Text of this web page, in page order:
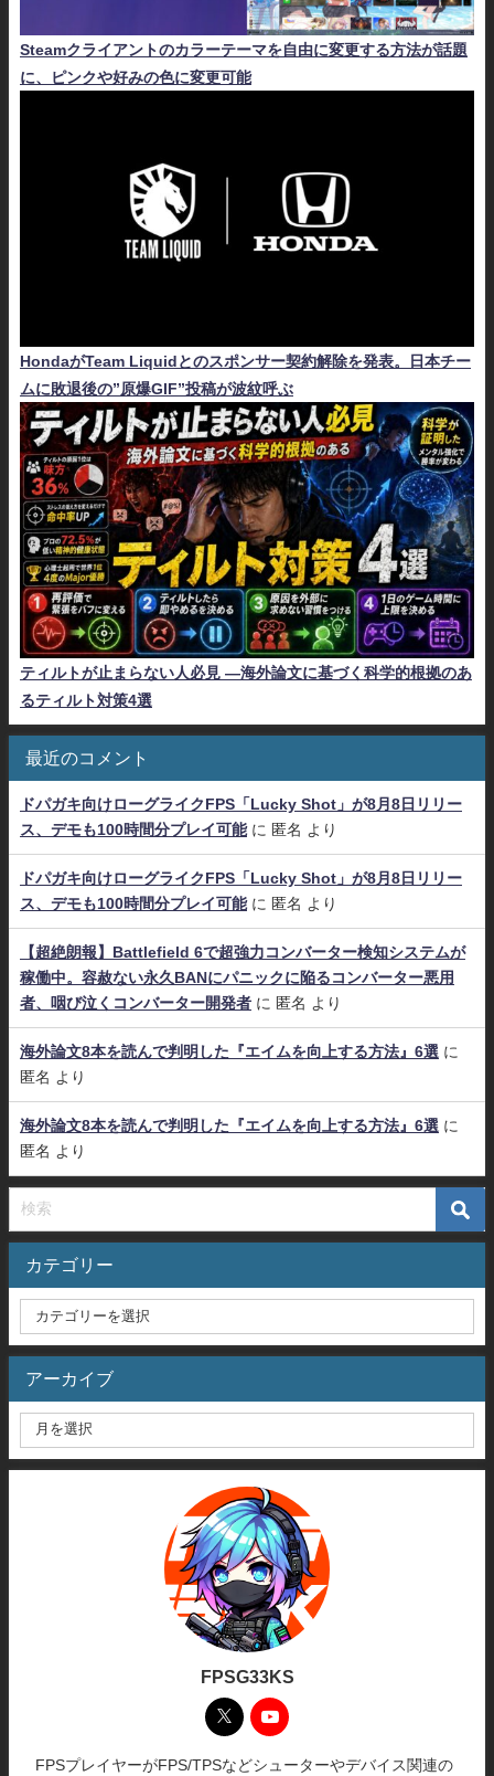
Steamクライアントのカラーテーマを自由に変更する方法が話題
に、ピンクや好みの色に変更可能
HondaがTeam Liquidとのスポンサー契約解除を発表。日本チー
ムに敗退後の”原爆GIF”投稿が波紋呼ぶ
ティルトが止まらない人必見 ―海外論文に基づく科学的根拠のあ
るティルト対策4選
最近のコメント
ドパガキ向けローグライクFPS「Lucky Shot」が8月8日リリー
ス、デモも100時間分プレイ可能に 匿名 より
ドパガキ向けローグライクFPS「Lucky Shot」が8月8日リリー
ス、デモも100時間分プレイ可能に 匿名 より
【超絶朗報】Battlefield 6で超強力コンバーター検知システムが
稼働中。容赦ない永久BANにパニックに陥るコンバーター悪用
者、咽び泣くコンバーター開発者 に 匿名 より
海外論文8本を読んで判明した『エイムを向上する方法』6選 に
匿名 より
海外論文8本を読んで判明した『エイムを向上する方法』6選 に
匿名 より
カテゴリー
アーカイブ
FPSG33KS
FPSプレイヤーがFPS/TPSなどシューターやデバイス関連の